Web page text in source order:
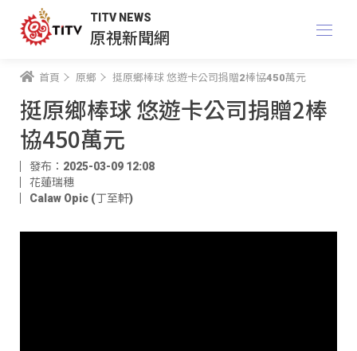
TITV NEWS
原視新聞網
首頁 原鄉 挺原鄉棒球 悠遊卡公司捐贈2棒協450萬元
挺原鄉棒球 悠遊卡公司捐贈2棒
協450萬元
發布：2025-03-09 12:08
花蓮瑞穗
Calaw Opic (丁至軒)